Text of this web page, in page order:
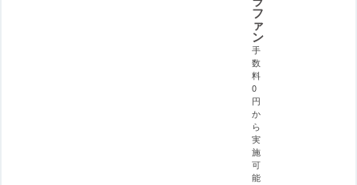
フ
ァ
ン
手
数
料
0
円
か
ら
実
施
可
能